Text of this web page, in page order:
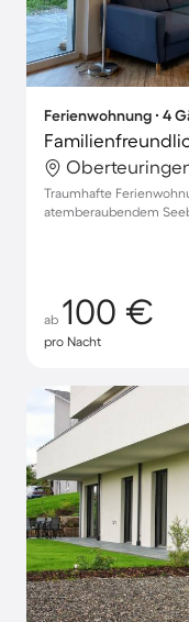
Ferienwohnung ∙ 4
Traumhafte
atemberaubendem
ab 100 €
pro Nacht